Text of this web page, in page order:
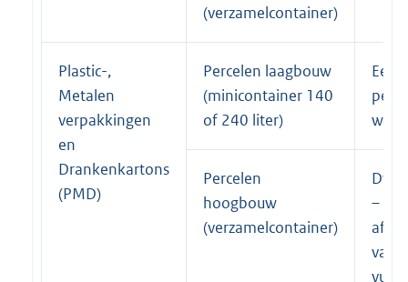
(verzamelcontainer)
Plastic-,
Metalen
verpakkingen
en
Drankenkartons
(PMD)
Percelen laagbouw
(minicontainer 140
of 240 liter)
per
Percelen
hoogbouw
(verzamelcontainer)
–
van